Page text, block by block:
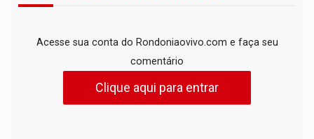
Acesse sua conta do Rondoniaovivo.com e faça seu
comentário
Clique aqui para entrar